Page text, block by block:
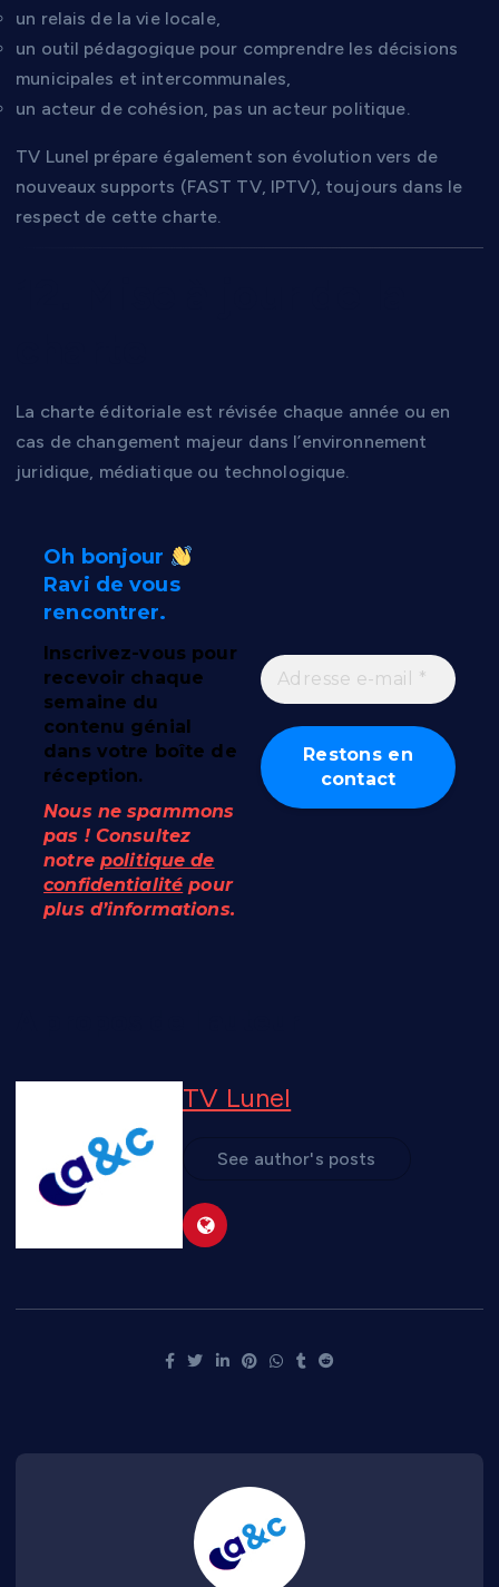
un relais de la vie locale,
un outil pédagogique pour comprendre les décisions
municipales et intercommunales,
un acteur de cohésion, pas un acteur politique.
TV Lunel prépare également son évolution vers de
nouveaux supports (FAST TV, IPTV), toujours dans le
respect de cette charte.
La charte éditoriale est révisée chaque année ou en
cas de changement majeur dans l’environnement
juridique, médiatique ou technologique.
Oh bonjour
Ravi de vous
rencontrer.
Inscrivez-vous pour
recevoir chaque
semaine du
contenu génial
dans votre boîte de
réception.
Nous ne spammons
pas ! Consultez
notre politique de
confidentialité pour
plus d’informations.
TV Lunel
See author's posts